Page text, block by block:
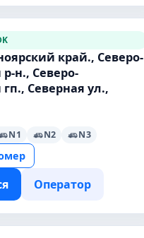
край., Северо-
н., Северо-
Северная ул.,
N1 N2 N3
Оператор